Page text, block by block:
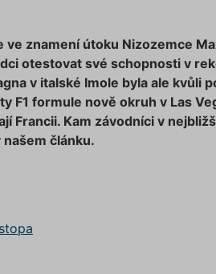
ve znamení útoku Nizozemce
otestovat své schopnosti v
v italské Imole byla ale kvůli
F1 formule nově okruh v Las
Francii. Kam závodníci v
článku.